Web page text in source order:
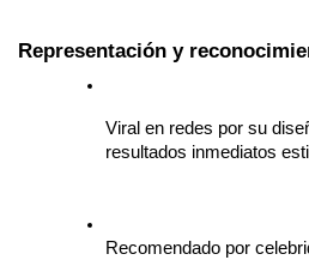
Representación y
Viral en redes por su
resultados inmediatos
Recomendado por